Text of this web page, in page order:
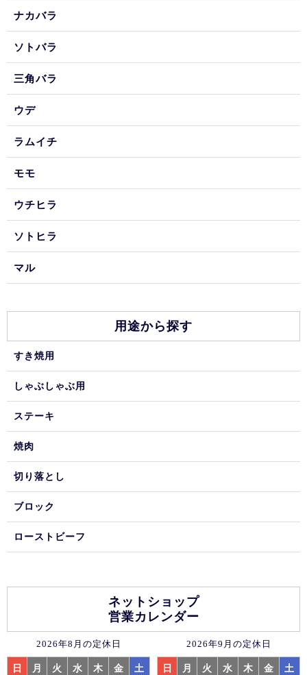
ナカバラ
ソトバラ
三角バラ
ウデ
ラムイチ
モモ
ウチヒラ
ソトヒラ
マル
用途から探す
すき焼用
しゃぶしゃぶ用
ステーキ
焼肉
切り落とし
ブロック
ローストビーフ
ネットショップ
営業カレンダー
2026年8月の定休日
日 月 火 水 木 金 土
2026年9月の定休日
日 月 火 水 木 金 土